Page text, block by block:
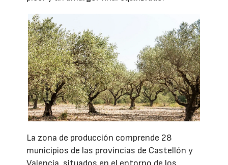
La zona de producción comprende 28
municipios de las provincias de Castellón y